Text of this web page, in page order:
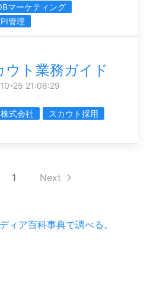
マーケティング
管理
ウト業務ガイド
25 21:06:29
式会社
スカウト採用
1 Next
ィア百科事典で調べる。